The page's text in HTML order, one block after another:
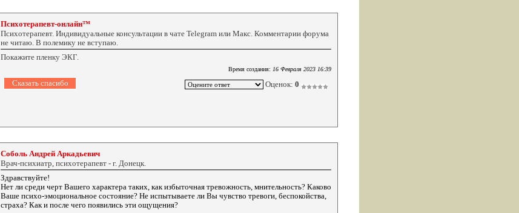
Психотерапевт-онлайн™
Психотерапевт. Индивидуальные консультации в чате Telegram или Макс. Комментарии форума
не читаю. В полемику не вступаю.
Покажите пленку ЭКГ.
Время создания: 16 Февраля 2023 16:39
Оценок: 0
Соболь Андрей Аркадьевич
Врач-психиатр, психотерапевт - г. Донецк.
Здравствуйте!
Нет ли среди черт Вашего характера таких, как избыточная тревожность, мнительность? Каково
Ваше психо-эмоциональное состояние? Не испытываете ли Вы чувство тревоги, беспокойства,
страха? Как и после чего появились эти ощущения?